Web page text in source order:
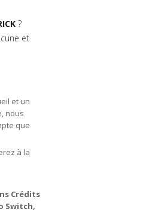
?
et
et un
nous
que
à la
Crédits
Switch,